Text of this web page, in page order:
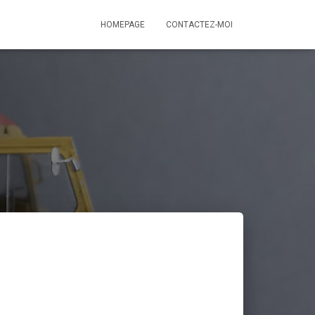
HOMEPAGE CONTACTEZ-MOI